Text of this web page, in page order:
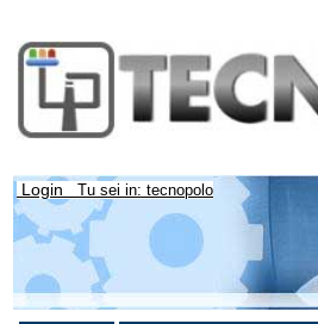
Login Tu sei in: tecnopolo